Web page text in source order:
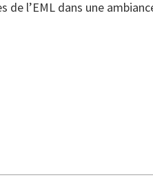
de l’EML dans une